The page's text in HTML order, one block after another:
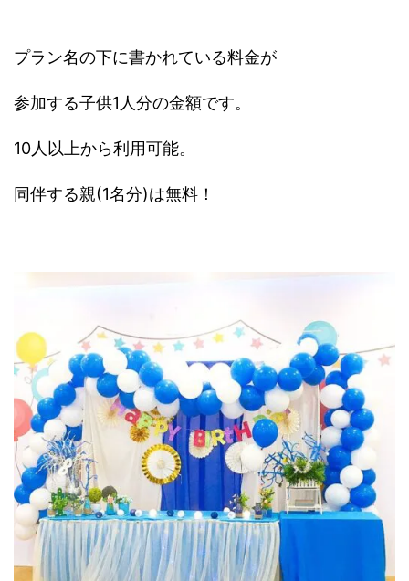
プラン名の下に書かれている料金が
参加する子供1人分の金額です。
10人以上から利用可能。
同伴する親(1名分)は無料！